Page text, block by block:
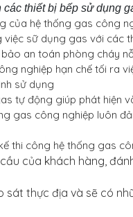
các thiết bị bếp sử dụng
của hệ thống gas công
sữ dụng gas với các
an toán phòng cháy
nghiệp hạn chế tối ra
sử dụng
tự động giúp phát hiện
gas công nghiệp luôn
thi công hệ thống gas
của khách hàng,
sát thực địa và sẽ có